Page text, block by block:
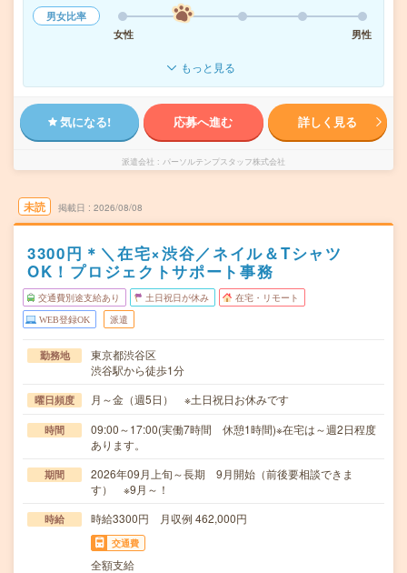
男女比率
女性
男性
もっと見る
気になる! 応募へ進む 詳しく見る
派遣会社 パーソルテンプスタッフ株式会社
未読 掲載日 2026/08/08
3300円＊＼在宅×渋谷／ネイル＆Tシャツ
OK！プロジェクトサポート事務
交通費別途支給あり 土日祝日が休み 在宅・リモート
WEB登録OK 派遣
勤務地
東京都渋谷区
渋谷駅から徒歩1分
曜日頻度 月～金（週5日） ※土日祝日お休みです
時間
09:00～17:00(実働7時間 休憩1時間)※在宅は～週2日程度
あります。
期間
2026年09月上旬～長期 9月開始（前後要相談できま
す） ※9月～！
時給 時給3300円 月収例 462,000円
交通費
全額支給